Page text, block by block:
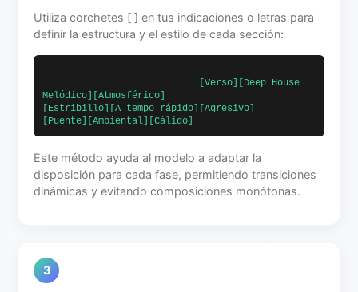
Utiliza corchetes [ ] en tus indicaciones o letras para
definir la estructura y el estilo de cada sección:
Melódico][Atmosférico]
[Estribillo][A tempo rápido][Agresivo]
Este método ayuda al modelo a adaptar la
disposición para cada fase, permitiendo transiciones
dinámicas y evitando composiciones monótonas.
3